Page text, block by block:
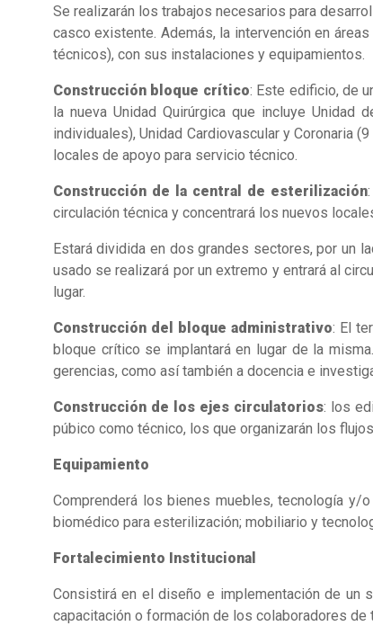
Se realizarán los trabajos necesarios para
casco existente. Además, la intervención en
técnicos), con sus instalaciones y equipamientos.
Construcción bloque crítico: Este edificio, de
la nueva Unidad Quirúrgica que incluye
individuales), Unidad Cardiovascular y Coronaria
locales de apoyo para servicio técnico.
Construcción de la central de esterilización
circulación técnica y concentrará los nuevos
Estará dividida en dos grandes sectores, por un
usado se realizará por un extremo y entrará al
lugar.
Construcción del bloque administrativo: El
bloque crítico se implantará en lugar de la
gerencias, como así también a docencia e
Construcción de los ejes circulatorios: los
púbico como técnico, los que organizarán los
Equipamiento
Comprenderá los bienes muebles, tecnología y/
biomédico para esterilización; mobiliario y
Fortalecimiento Institucional
Consistirá en el diseño e implementación de
capacitación o formación de los colaboradores